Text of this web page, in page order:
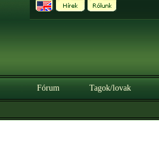
Fórum Tagok/lovak